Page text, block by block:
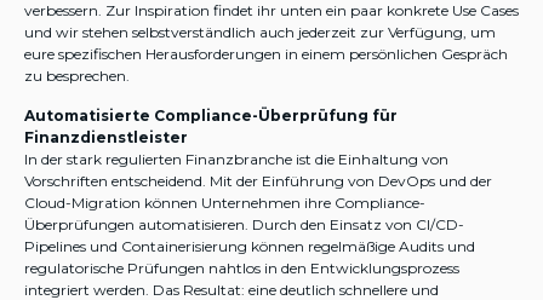
verbessern. Zur Inspiration findet ihr unten ein paar konkrete Use Cases
und wir stehen selbstverständlich auch jederzeit zur Verfügung, um
eure spezifischen Herausforderungen in einem persönlichen Gespräch
zu besprechen.
Automatisierte Compliance-Überprüfung für
Finanzdienstleister
In der stark regulierten Finanzbranche ist die Einhaltung von
Vorschriften entscheidend. Mit der Einführung von DevOps und der
Cloud-Migration können Unternehmen ihre Compliance-
Überprüfungen automatisieren. Durch den Einsatz von CI/CD-
Pipelines und Containerisierung können regelmäßige Audits und
regulatorische Prüfungen nahtlos in den Entwicklungsprozess
integriert werden. Das Resultat: eine deutlich schnellere und